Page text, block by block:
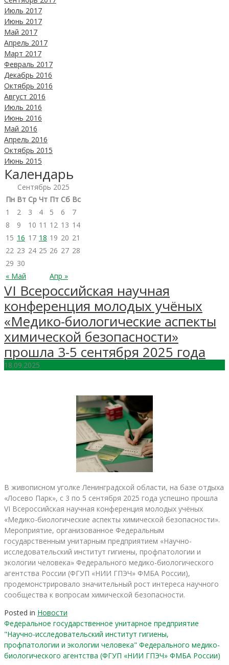
Июль 2017
Июнь 2017
Май 2017
Апрель 2017
Март 2017
Февраль 2017
Декабрь 2016
Октябрь 2016
Август 2016
Июль 2016
Июнь 2016
Май 2016
Апрель 2016
Октябрь 2015
Июнь 2015
Календарь
Сентябрь 2025
Пн Вт Ср Чт Пт Сб Вс
« Май Апр »
1 2 3 4 5 6
7
8
9 10 11 12 13 14
15 16 17 18 19 20 21
22 23 24 25 26 27 28
29 30
VI Всероссийская научная
конференция молодых учёных
«Медико-биологические аспекты
химической безопасности»
прошла 3-5 сентября 2025 года
18.09.2025
В живописном уголке Ленинградской области, на базе отдыха
«Лосево Парк», с 3 по 5 сентября 2025 года успешно прошла
VI Всероссийская научная конференция молодых учёных
«Медико-биологические аспекты химической безопасности».
Мероприятие, организованное Федеральным
государственным унитарным предприятием «Научно-
исследовательский институт гигиены, профпатологии и
экологии человека» Федерального медико-биологического
агентства России (ФГУП «НИИ ГПЭЧ» ФМБА России),
продемонстрировало значительный рост интереса научного
сообщества к вопросам химической безопасности.
Posted in Новости
Федеральное государственное унитарное предприятие
"Научно-исследовательский институт гигиены,
профпатологии и экологии человека" Федерального медико-
биологического агентства (ФГУП «НИИ ГПЭЧ» ФМБА России)